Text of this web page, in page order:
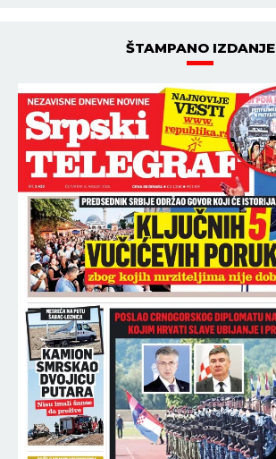
ŠTAMPANO IZDANJE